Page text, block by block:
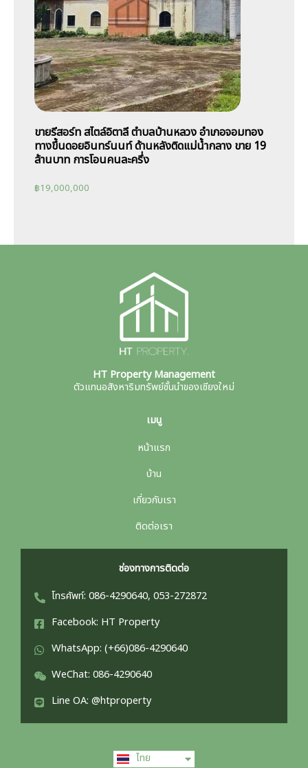
ขายรีสอร์ท สไตล์อิตาลี ตำบลบ้านหลวง อำเภอจอมทอง
ทางขึ้นดอยอินทร์นนท์ ด้านหลังติดแม่น้ำกลาง ขาย 19
ล้านบาท การโอนคนละครึ่ง
฿19,000,000
HT Property Management
ตัวแทนอสังหาริมทรัพย์ชั้นนำของเชียงใหม่
เมนู
หน้าแรก
บ้าน
เกี่ยวกับเรา
ติดต่อเรา
ช่องทางการติดต่อ
โทรศัพท์: 086-4290640, 053-272872
Facebook: HT Property
WhatsApp: (+66)086-4290640
WeChat: 086-4290640
Line OA: @htproperty
ไทย
中文 (中国)